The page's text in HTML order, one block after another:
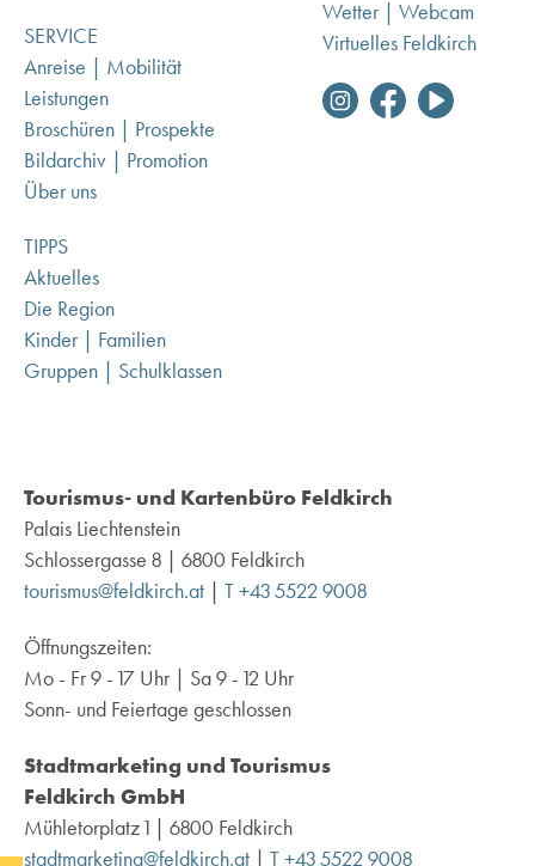
Tourismus- und Kartenbüro Feldkirch
Palais Liechtenstein
Schlossergasse 8 | 6800 Feldkirch
tourismus@feldkirch.at
T +43 5522 9008
Öffnungszeiten:
Mo - Fr 9 - 17 Uhr | Sa 9 - 12 Uhr
Sonn- und Feiertage geschlossen
Stadtmarketing und Tourismus
Feldkirch GmbH
Mühletorplatz 1 | 6800 Feldkirch
stadtmarketing@feldkirch.at
T +43 5522 9008
SERVICE
Anreise | Mobilität
Leistungen
Broschüren | Prospekte
Bildarchiv | Promotion
Über uns
TIPPS
Aktuelles
Die Region
Kinder | Familien
Gruppen | Schulklassen
Wetter | Webcam
Virtuelles Feldkirch